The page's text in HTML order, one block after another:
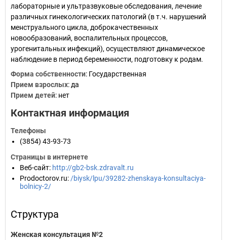
лабораторные и ультразвуковые обследования, лечение
различных гинекологических патологий (в т.ч. нарушений
менструального цикла, доброкачественных
новообразований, воспалительных процессов,
урогенитальных инфекций), осуществляют динамическое
наблюдение в период беременности, подготовку к родам.
Форма собственности: Государственная
Прием взрослых: да
Прием детей: нет
Контактная информация
Телефоны
(3854) 43-93-73
Страницы в интернете
Веб-сайт: http://gb2-bsk.zdravalt.ru
Prodoctorov.ru: /biysk/lpu/39282-zhenskaya-konsultaciya-
bolnicy-2/
Структура
Женская консультация №2